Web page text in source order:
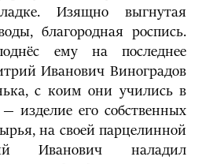
Изящно выгнутая
благородная роспись.
ему на последнее
Иванович Виноградов
с коим они учились в
изделие его собственных
на своей парцелинной
Иванович наладил